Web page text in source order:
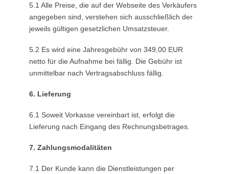
5.1 Alle Preise, die auf der Webseite des Verkäufers
angegeben sind, verstehen sich ausschließlich der
jeweils gültigen gesetzlichen Umsatzsteuer.
5.2 Es wird eine Jahresgebühr von 349,00 EUR
netto für die Aufnahme bei fällig. Die Gebühr ist
unmittelbar nach Vertragsabschluss fällig.
6. Lieferung
6.1 Soweit Vorkasse vereinbart ist, erfolgt die
Lieferung nach Eingang des Rechnungsbetrages.
7. Zahlungsmodalitäten
7.1 Der Kunde kann die Dienstleistungen per